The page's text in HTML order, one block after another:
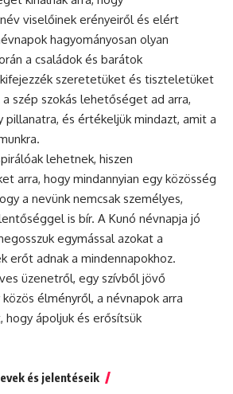
viselőinek erényeiről és elért
hagyományosan olyan
a családok és barátok
szeretetüket és tiszteletüket
szép szokás lehetőséget ad arra,
pillanatra, és értékeljük mindazt, amit a
lehetnek, hiszen
arra, hogy mindannyian egy közösség
a nevünk nemcsak személyes,
is bír. A Kunó névnapja jó
egymással azokat a
erőt adnak a mindennapokhoz.
üzenetről, egy szívből jövő
élményről, a névnapok arra
hogy ápoljuk és erősítsük
és jelentéseik